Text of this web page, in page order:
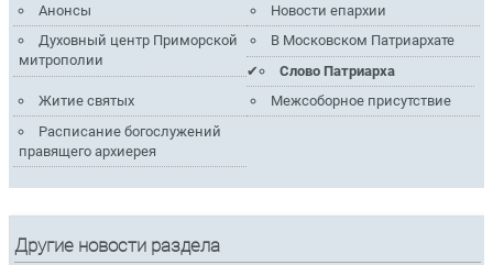
Анонсы
Новости епархии
Духовный центр Приморской
митрополии
В Московском Патриархате
Слово Патриарха
Житие святых
Межсоборное присутствие
Расписание богослужений
правящего архиерея
Другие новости раздела